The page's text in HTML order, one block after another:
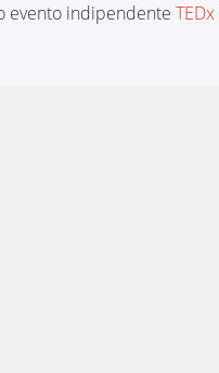
evento indipendente TEDx